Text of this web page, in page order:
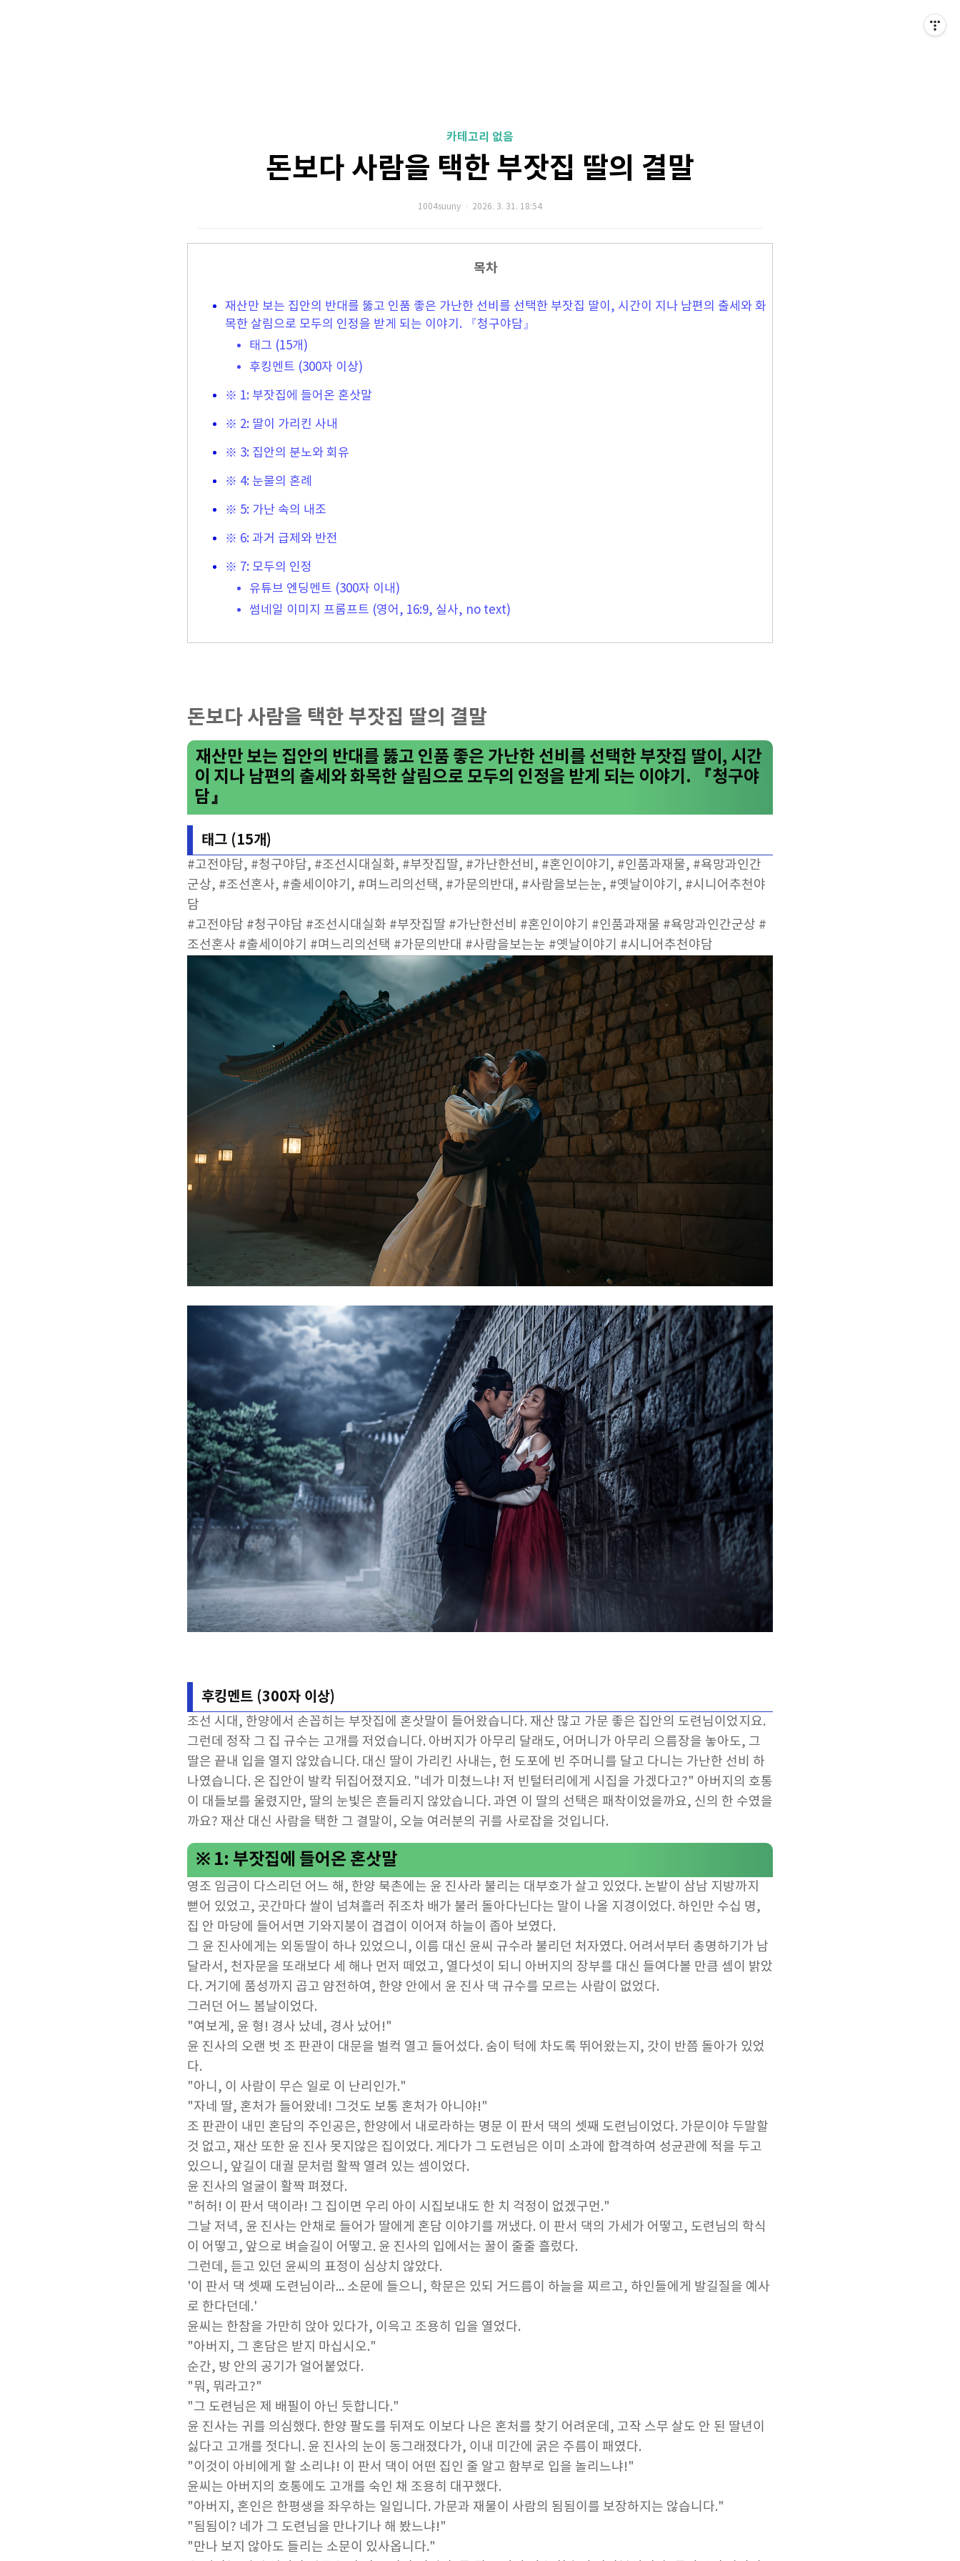
카테고리 없음
돈보다 사람을 택한 부잣집 딸의 결말
1004suuny 2026. 3. 31. 18:54
목차
재산만 보는 집안의 반대를 뚫고 인품 좋은 가난한 선비를 선택한 부잣집 딸이, 시간이 지나 남편의 출세와 화
목한 살림으로 모두의 인정을 받게 되는 이야기. 『청구야담』
태그 (15개)
후킹멘트 (300자 이상)
※ 1: 부잣집에 들어온 혼삿말
※ 2: 딸이 가리킨 사내
※ 3: 집안의 분노와 회유
※ 4: 눈물의 혼례
※ 5: 가난 속의 내조
※ 6: 과거 급제와 반전
※ 7: 모두의 인정
유튜브 엔딩멘트 (300자 이내)
썸네일 이미지 프롬프트 (영어, 16:9, 실사, no text)
돈보다 사람을 택한 부잣집 딸의 결말
재산만 보는 집안의 반대를 뚫고 인품 좋은 가난한 선비를 선택한 부잣집 딸이, 시간
이 지나 남편의 출세와 화목한 살림으로 모두의 인정을 받게 되는 이야기. 『청구야
담』
태그 (15개)
#고전야담, #청구야담, #조선시대실화, #부잣집딸, #가난한선비, #혼인이야기, #인품과재물, #욕망과인간
군상, #조선혼사, #출세이야기, #며느리의선택, #가문의반대, #사람을보는눈, #옛날이야기, #시니어추천야
담
#고전야담 #청구야담 #조선시대실화 #부잣집딸 #가난한선비 #혼인이야기 #인품과재물 #욕망과인간군상 #
조선혼사 #출세이야기 #며느리의선택 #가문의반대 #사람을보는눈 #옛날이야기 #시니어추천야담
후킹멘트 (300자 이상)
조선 시대, 한양에서 손꼽히는 부잣집에 혼삿말이 들어왔습니다. 재산 많고 가문 좋은 집안의 도련님이었지요.
그런데 정작 그 집 규수는 고개를 저었습니다. 아버지가 아무리 달래도, 어머니가 아무리 으름장을 놓아도, 그
딸은 끝내 입을 열지 않았습니다. 대신 딸이 가리킨 사내는, 헌 도포에 빈 주머니를 달고 다니는 가난한 선비 하
나였습니다. 온 집안이 발칵 뒤집어졌지요. "네가 미쳤느냐! 저 빈털터리에게 시집을 가겠다고?" 아버지의 호통
이 대들보를 울렸지만, 딸의 눈빛은 흔들리지 않았습니다. 과연 이 딸의 선택은 패착이었을까요, 신의 한 수였을
까요? 재산 대신 사람을 택한 그 결말이, 오늘 여러분의 귀를 사로잡을 것입니다.
※ 1: 부잣집에 들어온 혼삿말
영조 임금이 다스리던 어느 해, 한양 북촌에는 윤 진사라 불리는 대부호가 살고 있었다. 논밭이 삼남 지방까지
뻗어 있었고, 곳간마다 쌀이 넘쳐흘러 쥐조차 배가 불러 돌아다닌다는 말이 나올 지경이었다. 하인만 수십 명,
집 안 마당에 들어서면 기와지붕이 겹겹이 이어져 하늘이 좁아 보였다.
그 윤 진사에게는 외동딸이 하나 있었으니, 이름 대신 윤씨 규수라 불리던 처자였다. 어려서부터 총명하기가 남
달라서, 천자문을 또래보다 세 해나 먼저 떼었고, 열다섯이 되니 아버지의 장부를 대신 들여다볼 만큼 셈이 밝았
다. 거기에 품성까지 곱고 얌전하여, 한양 안에서 윤 진사 댁 규수를 모르는 사람이 없었다.
그러던 어느 봄날이었다.
"여보게, 윤 형! 경사 났네, 경사 났어!"
윤 진사의 오랜 벗 조 판관이 대문을 벌컥 열고 들어섰다. 숨이 턱에 차도록 뛰어왔는지, 갓이 반쯤 돌아가 있었
다.
"아니, 이 사람이 무슨 일로 이 난리인가."
"자네 딸, 혼처가 들어왔네! 그것도 보통 혼처가 아니야!"
조 판관이 내민 혼담의 주인공은, 한양에서 내로라하는 명문 이 판서 댁의 셋째 도련님이었다. 가문이야 두말할
것 없고, 재산 또한 윤 진사 못지않은 집이었다. 게다가 그 도련님은 이미 소과에 합격하여 성균관에 적을 두고
있으니, 앞길이 대궐 문처럼 활짝 열려 있는 셈이었다.
윤 진사의 얼굴이 활짝 펴졌다.
"허허! 이 판서 댁이라! 그 집이면 우리 아이 시집보내도 한 치 걱정이 없겠구먼."
그날 저녁, 윤 진사는 안채로 들어가 딸에게 혼담 이야기를 꺼냈다. 이 판서 댁의 가세가 어떻고, 도련님의 학식
이 어떻고, 앞으로 벼슬길이 어떻고. 윤 진사의 입에서는 꿀이 줄줄 흘렀다.
그런데, 듣고 있던 윤씨의 표정이 심상치 않았다.
'이 판서 댁 셋째 도련님이라... 소문에 들으니, 학문은 있되 거드름이 하늘을 찌르고, 하인들에게 발길질을 예사
로 한다던데.'
윤씨는 한참을 가만히 앉아 있다가, 이윽고 조용히 입을 열었다.
"아버지, 그 혼담은 받지 마십시오."
순간, 방 안의 공기가 얼어붙었다.
"뭐, 뭐라고?"
"그 도련님은 제 배필이 아닌 듯합니다."
윤 진사는 귀를 의심했다. 한양 팔도를 뒤져도 이보다 나은 혼처를 찾기 어려운데, 고작 스무 살도 안 된 딸년이
싫다고 고개를 젓다니. 윤 진사의 눈이 동그래졌다가, 이내 미간에 굵은 주름이 패였다.
"이것이 아비에게 할 소리냐! 이 판서 댁이 어떤 집인 줄 알고 함부로 입을 놀리느냐!"
윤씨는 아버지의 호통에도 고개를 숙인 채 조용히 대꾸했다.
"아버지, 혼인은 한평생을 좌우하는 일입니다. 가문과 재물이 사람의 됨됨이를 보장하지는 않습니다."
"됨됨이? 네가 그 도련님을 만나기나 해 봤느냐!"
"만나 보지 않아도 들리는 소문이 있사옵니다."